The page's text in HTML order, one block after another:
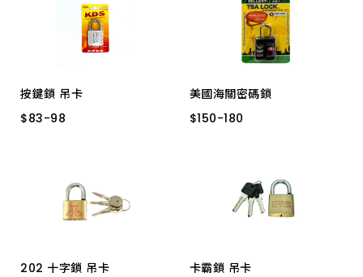
按鍵鎖 吊卡
$83-98
$83-98
美國海關密碼鎖
$150-180
$150-180
S22-335 金屬 TSA
202 十字鎖 吊卡
卡霸鎖 吊卡